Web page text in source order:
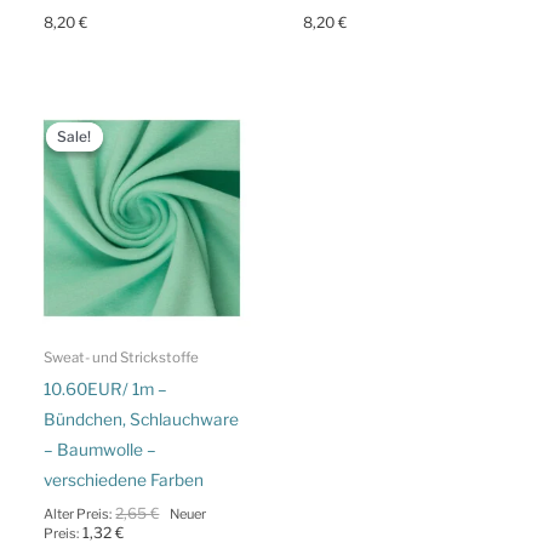
8,20€ 8,20€
Sale!
Sale!
Sweat- und Strickstoffe
10.60EUR/ 1m –
Bündchen, Schlauchware
– Baumwolle –
verschiedene Farben
Alter Preis: 2,65€
Ursprünglicher
Neuer
Preis: 1,32€Aktueller